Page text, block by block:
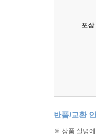
포장
반품/교환
※ 상품 설명에